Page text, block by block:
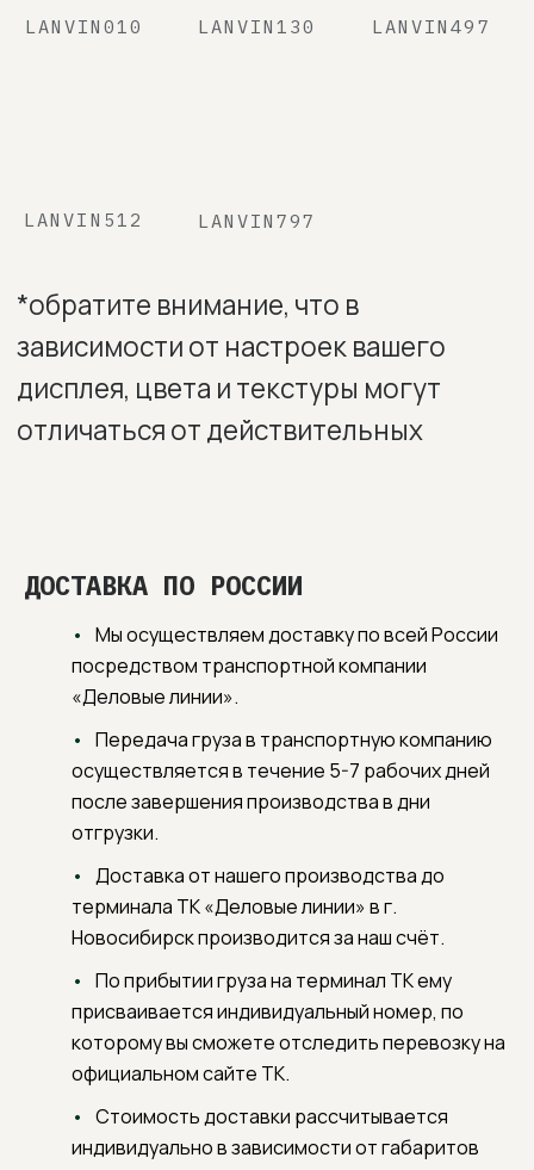
ДОСТАВКА ПО РОССИИ
Мы осуществляем доставку по всей России
посредством транспортной компании
«Деловые линии».
Передача груза в транспортную компанию
осуществляется в течение 5-7 рабочих дней
после завершения производства в дни
отгрузки.
Доставка от нашего производства до
терминала ТК «Деловые линии» в г.
Новосибирск производится за наш счёт.
По прибытии груза на терминал ТК ему
присваивается индивидуальный номер, по
которому вы сможете отследить перевозку на
официальном сайте ТК.
Стоимость доставки рассчитывается
индивидуально в зависимости от габаритов